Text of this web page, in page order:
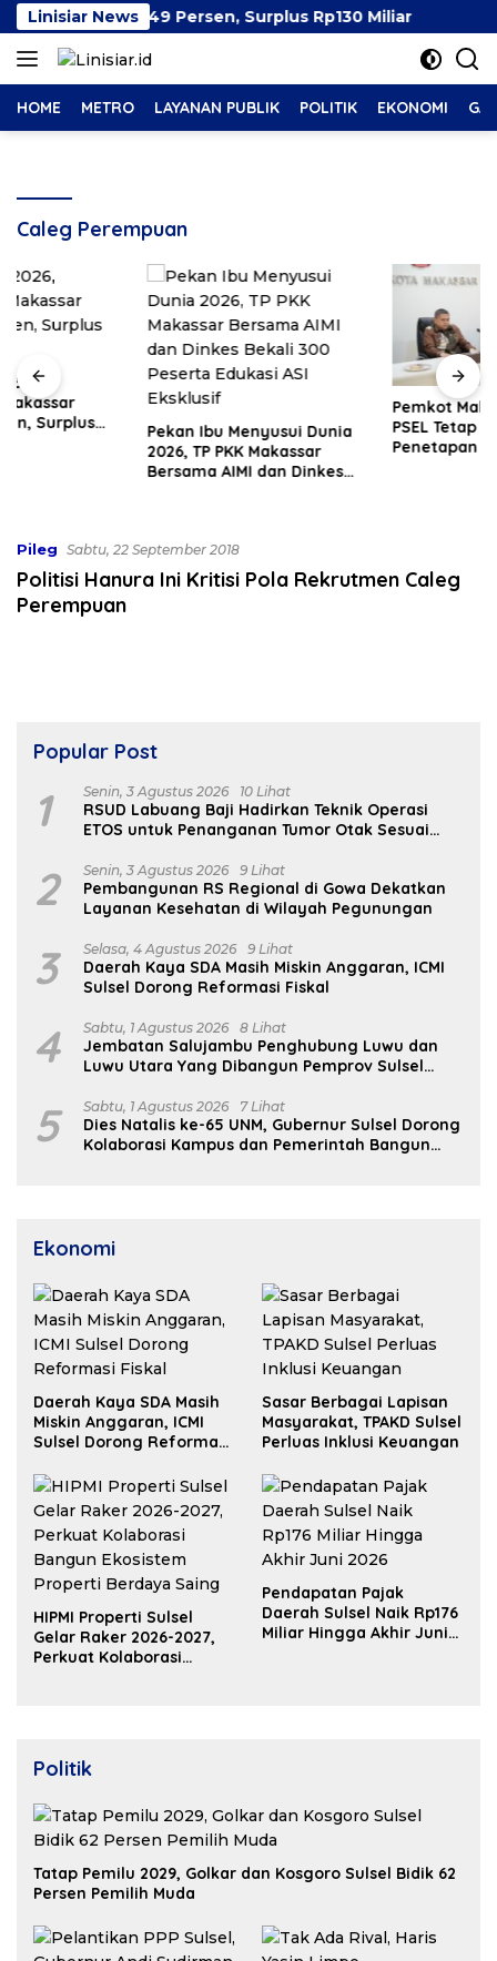
Langsung
ke
konten
Linisiar News
Capai 49 Persen, Surplus Rp130 Miliar
HOME METRO LAYANAN PUBLIK POLITIK EKONOMI
Caleg Perempuan
Pekan Ibu Menyusui Dunia
2026, TP PKK Makassar
Bersama AIMI dan Dinkes
Pemkot Makassar Pastikan
PSEL Tetap Berjalan,
Penetapan Lokasi Masih
Dibahas
Pileg Sabtu, 22 September 2018
Politisi Hanura Ini Kritisi Pola Rekrutmen Caleg
Perempuan
Popular Post
1 Senin, 3 Agustus 2026 10 Lihat
RSUD Labuang Baji Hadirkan Teknik Operasi
ETOS untuk Penanganan Tumor Otak Sesuai
2 Senin, 3 Agustus 2026 9 Lihat
Pembangunan RS Regional di Gowa Dekatkan
Layanan Kesehatan di Wilayah Pegunungan
3 Selasa, 4 Agustus 2026 9 Lihat
Daerah Kaya SDA Masih Miskin Anggaran, ICMI
Sulsel Dorong Reformasi Fiskal
4 Sabtu, 1 Agustus 2026 8 Lihat
Jembatan Salujambu Penghubung Luwu dan
Luwu Utara Yang Dibangun Pemprov Sulsel
5 Sabtu, 1 Agustus 2026 7 Lihat
Dies Natalis ke-65 UNM, Gubernur Sulsel Dorong
Kolaborasi Kampus dan Pemerintah Bangun
Ekonomi
Daerah Kaya SDA Masih
Miskin Anggaran, ICMI
Sulsel Dorong Reformasi
Sasar Berbagai Lapisan
Masyarakat, TPAKD Sulsel
Perluas Inklusi Keuangan
HIPMI Properti Sulsel
Gelar Raker 2026-2027,
Perkuat Kolaborasi
Pendapatan Pajak
Daerah Sulsel Naik Rp176
Miliar Hingga Akhir Juni
Politik
Tatap Pemilu 2029, Golkar dan Kosgoro Sulsel Bidik 62
Persen Pemilih Muda